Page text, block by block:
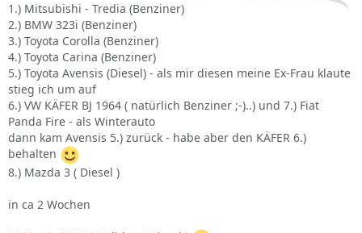
1.) Mitsubishi - Tredia (Benziner)
2.) BMW 323i (Benziner)
3.) Toyota Corolla (Benziner)
4.) Toyota Carina (Benziner)
5.) Toyota Avensis (Diesel) - als mir diesen meine Ex-Frau klaute
stieg ich um auf
6.) VW KÄFER BJ 1964 ( natürlich Benziner ;-)..) und 7.) Fiat
Panda Fire - als Winterauto
dann kam Avensis 5.) zurück - habe aber den KÄFER 6.)
behalten
8.) Mazda 3 ( Diesel )
in ca 2 Wochen